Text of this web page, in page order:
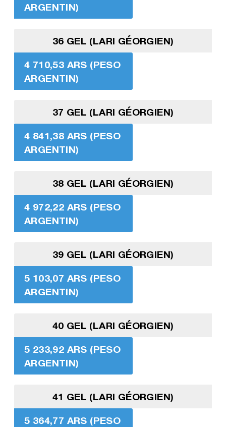
ARGENTIN)
36 GEL (LARI GÉORGIEN)
4 710,53 ARS (PESO
ARGENTIN)
37 GEL (LARI GÉORGIEN)
4 841,38 ARS (PESO
ARGENTIN)
38 GEL (LARI GÉORGIEN)
4 972,22 ARS (PESO
ARGENTIN)
39 GEL (LARI GÉORGIEN)
5 103,07 ARS (PESO
ARGENTIN)
40 GEL (LARI GÉORGIEN)
5 233,92 ARS (PESO
ARGENTIN)
41 GEL (LARI GÉORGIEN)
5 364,77 ARS (PESO